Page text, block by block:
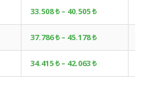
33.508 ₺ – 40.505 ₺
37.786 ₺ – 45.178 ₺
34.415 ₺ – 42.063 ₺